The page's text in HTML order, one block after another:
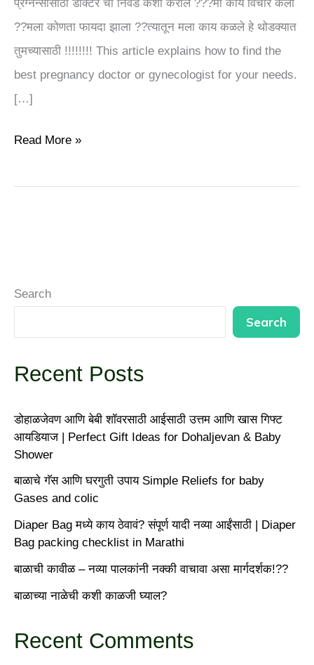
प्रेग्नन्सीसाठी डॉक्टर ची निवड कशी कराल ???मी काय विचार केला
??मला कोणता फायदा झाला ??त्यातून मला काय कळले हे थोडक्यात
तुमच्यासाठी !!!!!!!! This article explains how to find the
best pregnancy doctor or gynecologist for your needs.
[…]
a
best
maternity
doctor?
Read More »
Search
Search
Recent Posts
डोहाळजेवण आणि बेबी शॉवरसाठी आईसाठी उत्तम आणि खास गिफ्ट
आयडियाज | Perfect Gift Ideas for Dohaljevan & Baby
Shower
बाळाचे गॅस आणि घरगुती उपाय Simple Reliefs for baby
Gases and colic
Diaper Bag मध्ये काय ठेवावं? संपूर्ण यादी नव्या आईंसाठी | Diaper
Bag packing checklist in Marathi
बाळाची कावीळ – नव्या पालकांनी नक्की वाचावा असा मार्गदर्शक!??
बाळाच्या नाळेची कशी काळजी घ्याल?
Recent Comments